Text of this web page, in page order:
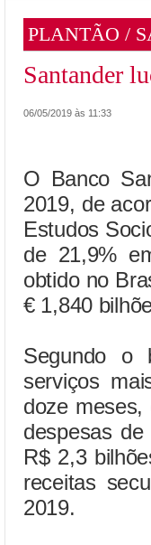
PLANTÃO /
Santander
06/05/2019 às 11:33
O Banco
2019, de
Estudos
de 21,9%
obtido no
€ 1,840
Segundo o
serviços
doze
despesas
R$ 2,3
receitas
2019.